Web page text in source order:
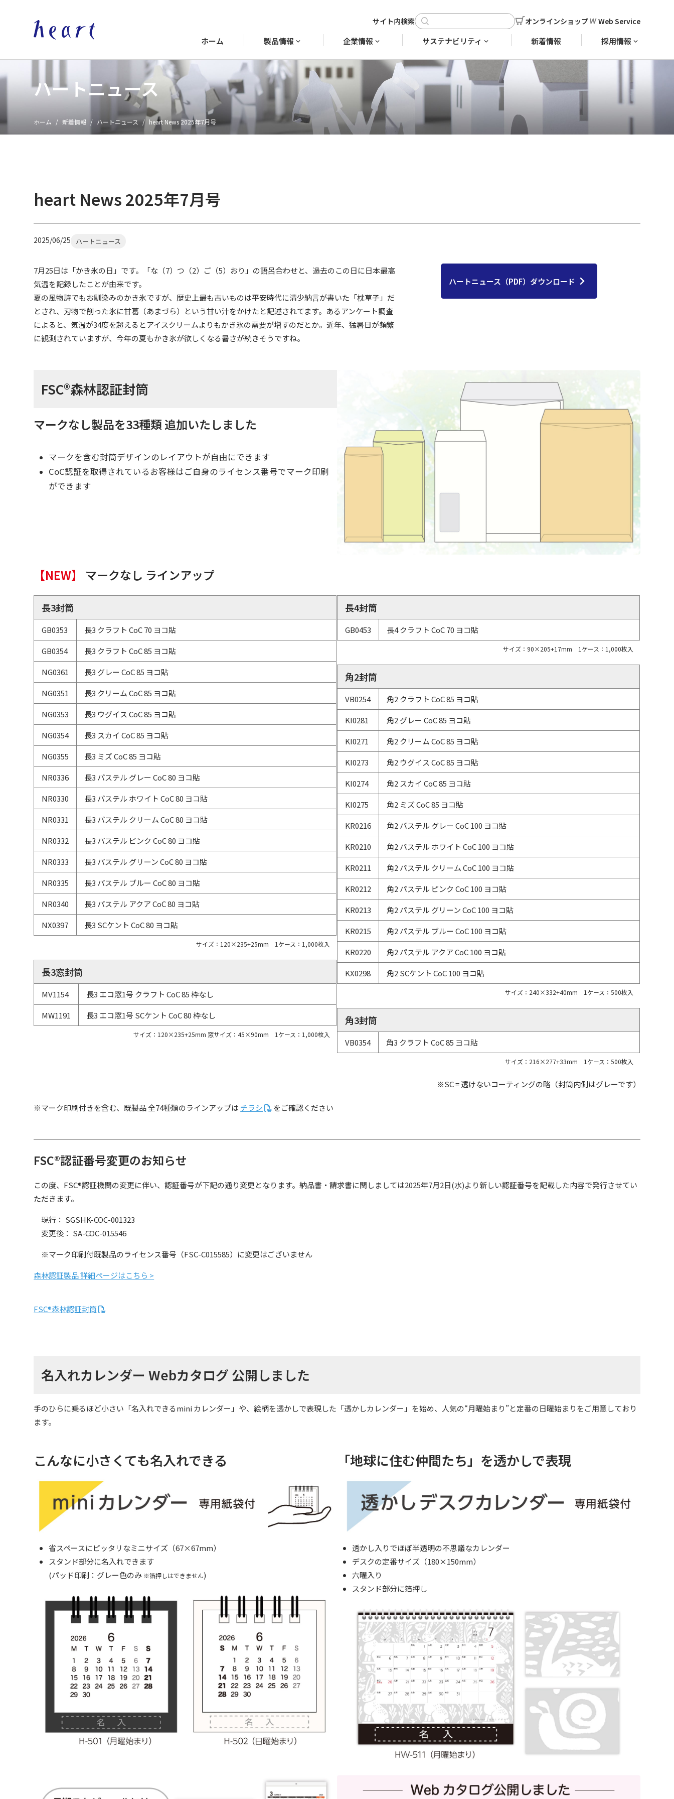
オンラインショップ Web Service
ホーム 製品情報 企業情報 サステナビリティ 新着情報 採用情報
ハートニュース
ホーム 新着情報 ハートニュース heart News 2025年7月号
heart News 2025年7月号
2025/06/25 ハートニュース
7月25日は「かき氷の日」です。「な（7）つ（2）ご（5）おり」の語呂合わせと、過去のこの日に日本最高
気温を記録したことが由来です。
夏の風物詩でもお馴染みのかき氷ですが、歴史上最も古いものは平安時代に清少納言が書いた「枕草子」だ
とされ、刃物で削った氷に甘葛（あまづら）という甘い汁をかけたと記述されてます。あるアンケート調査
によると、気温が34度を超えるとアイスクリームよりもかき氷の需要が増すのだとか。近年、猛暑日が頻繁
に観測されていますが、今年の夏もかき氷が欲しくなる暑さが続きそうですね。
ハートニュース（PDF）ダウンロード
FSC®森林認証封筒
マークなし製品を33種類 追加いたしました
マークを含む封筒デザインのレイアウトが自由にできます
CoC認証を取得されているお客様はご自身のライセンス番号でマーク印刷
ができます
【NEW】 マークなし ラインアップ
長3封筒
GB0353
長3 クラフト CoC 70 ヨコ貼
GB0354
長3 クラフト CoC 85 ヨコ貼
NG0361
長3 グレー CoC 85 ヨコ貼
NG0351
長3 クリーム CoC 85 ヨコ貼
NG0353
長3 ウグイス CoC 85 ヨコ貼
NG0354
長3 スカイ CoC 85 ヨコ貼
NG0355
長3 ミズ CoC 85 ヨコ貼
NR0336
長3 パステル グレー CoC 80 ヨコ貼
NR0330
長3 パステル ホワイト CoC 80 ヨコ貼
NR0331
長3 パステル クリーム CoC 80 ヨコ貼
NR0332
長3 パステル ピンク CoC 80 ヨコ貼
NR0333
長3 パステル グリーン CoC 80 ヨコ貼
NR0335
長3 パステル ブルー CoC 80 ヨコ貼
NR0340
長3 パステル アクア CoC 80 ヨコ貼
NX0397
長3 SCケント CoC 80 ヨコ貼
サイズ：120×235+25mm 1ケース：1,000枚入
長3窓封筒
MV1154
長3 エコ窓1号 クラフト CoC 85 枠なし
MW1191
長3 エコ窓1号 SCケント CoC 80 枠なし
サイズ：120×235+25mm 窓サイズ：45×90mm 1ケース：1,000枚入
長4封筒
GB0453 長4 クラフト CoC 70 ヨコ貼
サイズ：90×205+17mm 1ケース：1,000枚入
角2封筒
VB0254
角2 クラフト CoC 85 ヨコ貼
KI0281
角2 グレー CoC 85 ヨコ貼
KI0271
角2 クリーム CoC 85 ヨコ貼
KI0273
角2 ウグイス CoC 85 ヨコ貼
KI0274
角2 スカイ CoC 85 ヨコ貼
KI0275
角2 ミズ CoC 85 ヨコ貼
KR0216
角2 パステル グレー CoC 100 ヨコ貼
KR0210
角2 パステル ホワイト CoC 100 ヨコ貼
KR0211
角2 パステル クリーム CoC 100 ヨコ貼
KR0212
角2 パステル ピンク CoC 100 ヨコ貼
KR0213
角2 パステル グリーン CoC 100 ヨコ貼
KR0215
角2 パステル ブルー CoC 100 ヨコ貼
KR0220
角2 パステル アクア CoC 100 ヨコ貼
KX0298
角2 SCケント CoC 100 ヨコ貼
サイズ：240×332+40mm 1ケース：500枚入
角3封筒
VB0354 角3 クラフト CoC 85 ヨコ貼
サイズ：216×277+33mm 1ケース：500枚入
※SC = 透けないコーティングの略（封筒内側はグレーです）
※マーク印刷付きを含む、既製品 全74種類のラインアップは チラシ をご確認ください
FSC®認証番号変更のお知らせ
この度、FSC®認証機関の変更に伴い、認証番号が下記の通り変更となります。納品書・請求書に関しましては2025年7月2日(水)より新しい認証番号を記載した内容で発行させてい
ただきます。
現行： SGSHK-COC-001323
変更後： SA-COC-015546
※マーク印刷付既製品のライセンス番号（FSC-C015585）に変更はございません
森林認証製品 詳細ページはこちら >
FSC®森林認証封筒
名入れカレンダー Webカタログ 公開しました
手のひらに乗るほど小さい「名入れできるmini カレンダー」や、絵柄を透かしで表現した「透かしカレンダー」を始め、人気の“月曜始まり”と定番の日曜始まりをご用意しており
ます。
こんなに小さくても名入れできる
省スペースにピッタリなミニサイズ（67×67mm）
スタンド部分に名入れできます
(パッド印刷：グレー色のみ ※箔押しはできません)
「地球に住む仲間たち」を透かしで表現
透かし入りでほぼ半透明の不思議なカレンダー
デスクの定番サイズ（180×150mm）
六曜入り
スタンド部分に箔押し